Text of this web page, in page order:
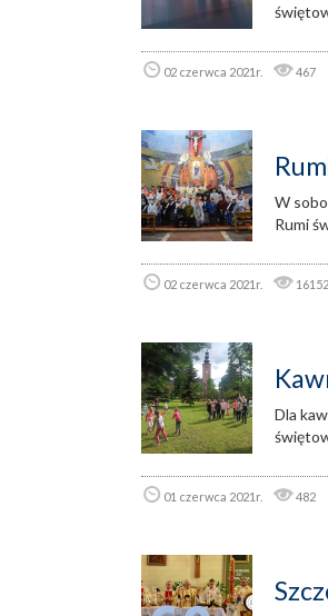
02 czerwca 2021r. 467
W
Rumi
02 czerwca 2021r. 16152
Dla
01 czerwca 2021r. 482